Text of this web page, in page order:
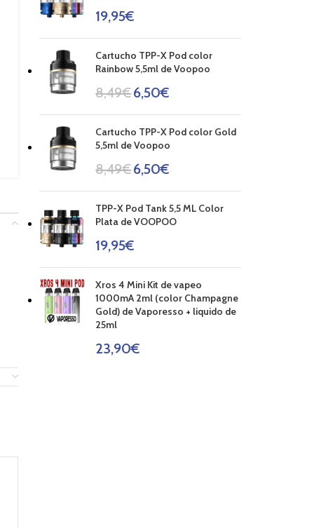
19,95€
Cartucho TPP-X Pod color
Rainbow 5,5ml de Voopoo
8,49€6,50€
Cartucho TPP-X Pod color Gold
5,5ml de Voopoo
8,49€6,50€
TPP-X Pod Tank 5,5 ML Color
Plata de VOOPOO
19,95€
Xros 4 Mini Kit de vapeo
1000mA 2ml (color Champagne
Gold) de Vaporesso + liquido de
25ml
23,90€